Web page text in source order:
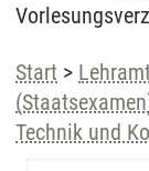
Start >
Technik und